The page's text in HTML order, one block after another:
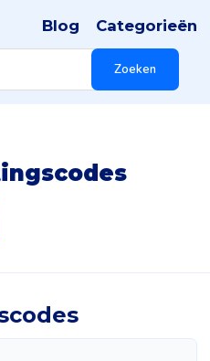
Zoeken
Blog Categorieën